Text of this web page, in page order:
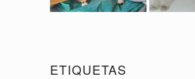
ETIQUETAS